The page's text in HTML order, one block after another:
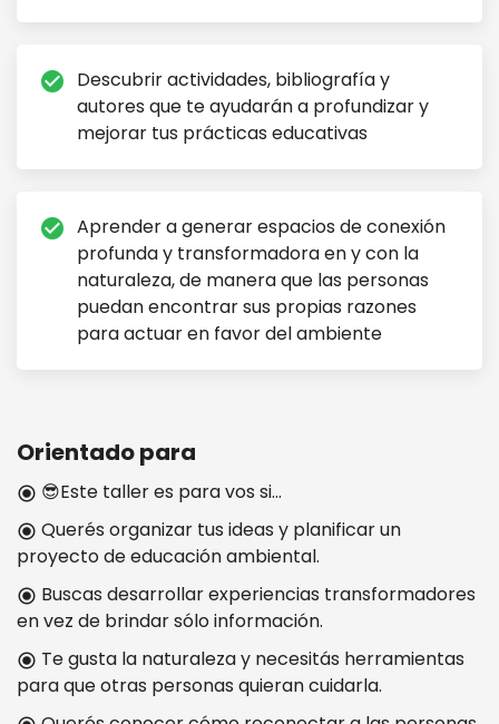
check_circle Descubrir actividades, bibliografía y
autores que te ayudarán a profundizar y
mejorar tus prácticas educativas
check_circle Aprender a generar espacios de conexión
profunda y transformadora en y con la
naturaleza, de manera que las personas
puedan encontrar sus propias razones
para actuar en favor del ambiente
Orientado para
radio_button_checked 😎Este taller es para vos si...
radio_button_checked Querés organizar tus ideas y planificar un
proyecto de educación ambiental.
radio_button_checked Buscas desarrollar experiencias transformadores
en vez de brindar sólo información.
radio_button_checked Te gusta la naturaleza y necesitás herramientas
para que otras personas quieran cuidarla.